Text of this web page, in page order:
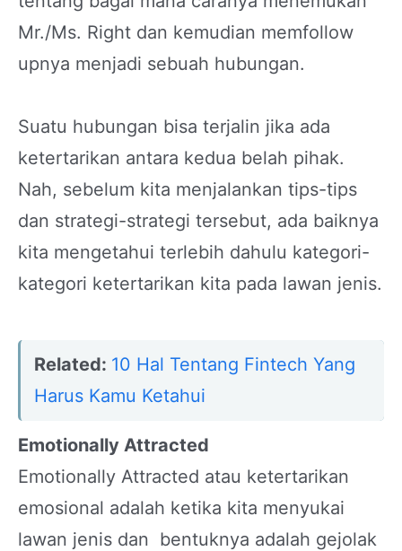
Mr./Ms. Right dan kemudian memfollow
upnya menjadi sebuah hubungan.
Suatu hubungan bisa terjalin jika ada
ketertarikan antara kedua belah pihak.
Nah, sebelum kita menjalankan tips-tips
dan strategi-strategi tersebut, ada baiknya
kita mengetahui terlebih dahulu kategori-
kategori ketertarikan kita pada lawan jenis.
Related: 10 Hal Tentang Fintech Yang
Harus Kamu Ketahui
Emotionally Attracted
Emotionally Attracted atau ketertarikan
emosional adalah ketika kita menyukai
lawan jenis dan bentuknya adalah gejolak